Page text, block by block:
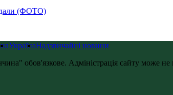
(ФОТО)
УкраїнаНадзвичайні новини
обов'язкове. Адміністрація сайту може не